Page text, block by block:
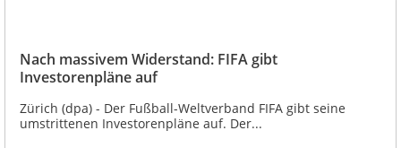
Nach massivem Widerstand: FIFA gibt
Investorenpläne auf
Zürich (dpa) - Der Fußball-Weltverband FIFA gibt seine
umstrittenen Investorenpläne auf. Der...